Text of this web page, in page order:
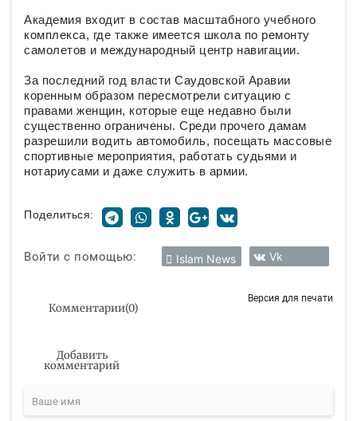
Академия входит в состав масштабного учебного
комплекса, где также имеется школа по ремонту
самолетов и международный центр навигации.
За последний год власти Саудовской Аравии
коренным образом пересмотрели ситуацию с
правами женщин, которые еще недавно были
существенно ограничены. Среди прочего дамам
разрешили водить автомобиль, посещать массовые
спортивные мероприятия, работать судьями и
нотариусами и даже служить в армии.
Поделиться:
Войти с помощью: Islam News Vk
Комментарии(0)
Версия для печати
Добавить
комментарий